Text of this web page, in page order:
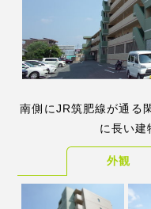
南側にJR筑肥線が通る
に長い建
外観